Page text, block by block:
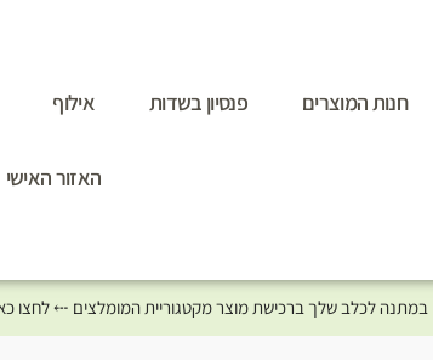
חנות המוצרים פנסיון בשדות אילוף
האזור האישי